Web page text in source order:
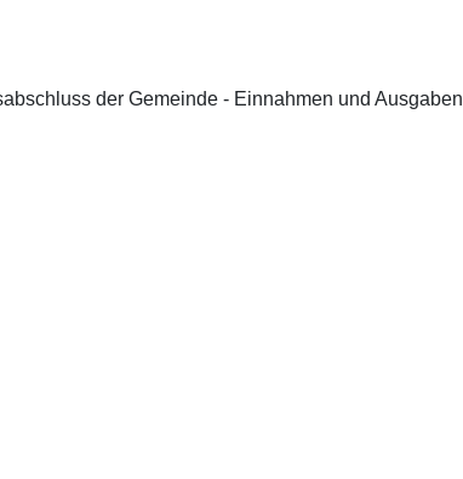
der Gemeinde - Einnahmen und Ausgaben